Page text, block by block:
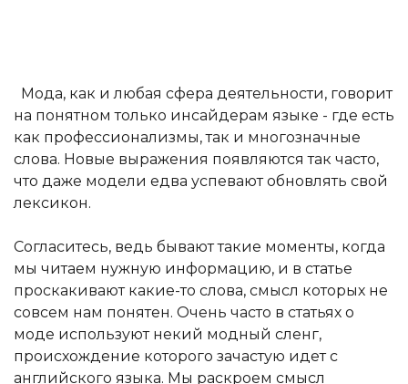
Мода, как и любая сфера деятельности, говорит
на понятном только инсайдерам языке - где есть
как профессионализмы, так и многозначные
слова. Новые выражения появляются так часто,
что даже модели едва успевают обновлять свой
лексикон.
Согласитесь, ведь бывают такие моменты, когда
мы читаем нужную информацию, и в статье
проскакивают какие-то слова, смысл которых не
совсем нам понятен. Очень часто в статьях о
моде используют некий модный сленг,
происхождение которого зачастую идет с
английского языка. Мы раскроем смысл